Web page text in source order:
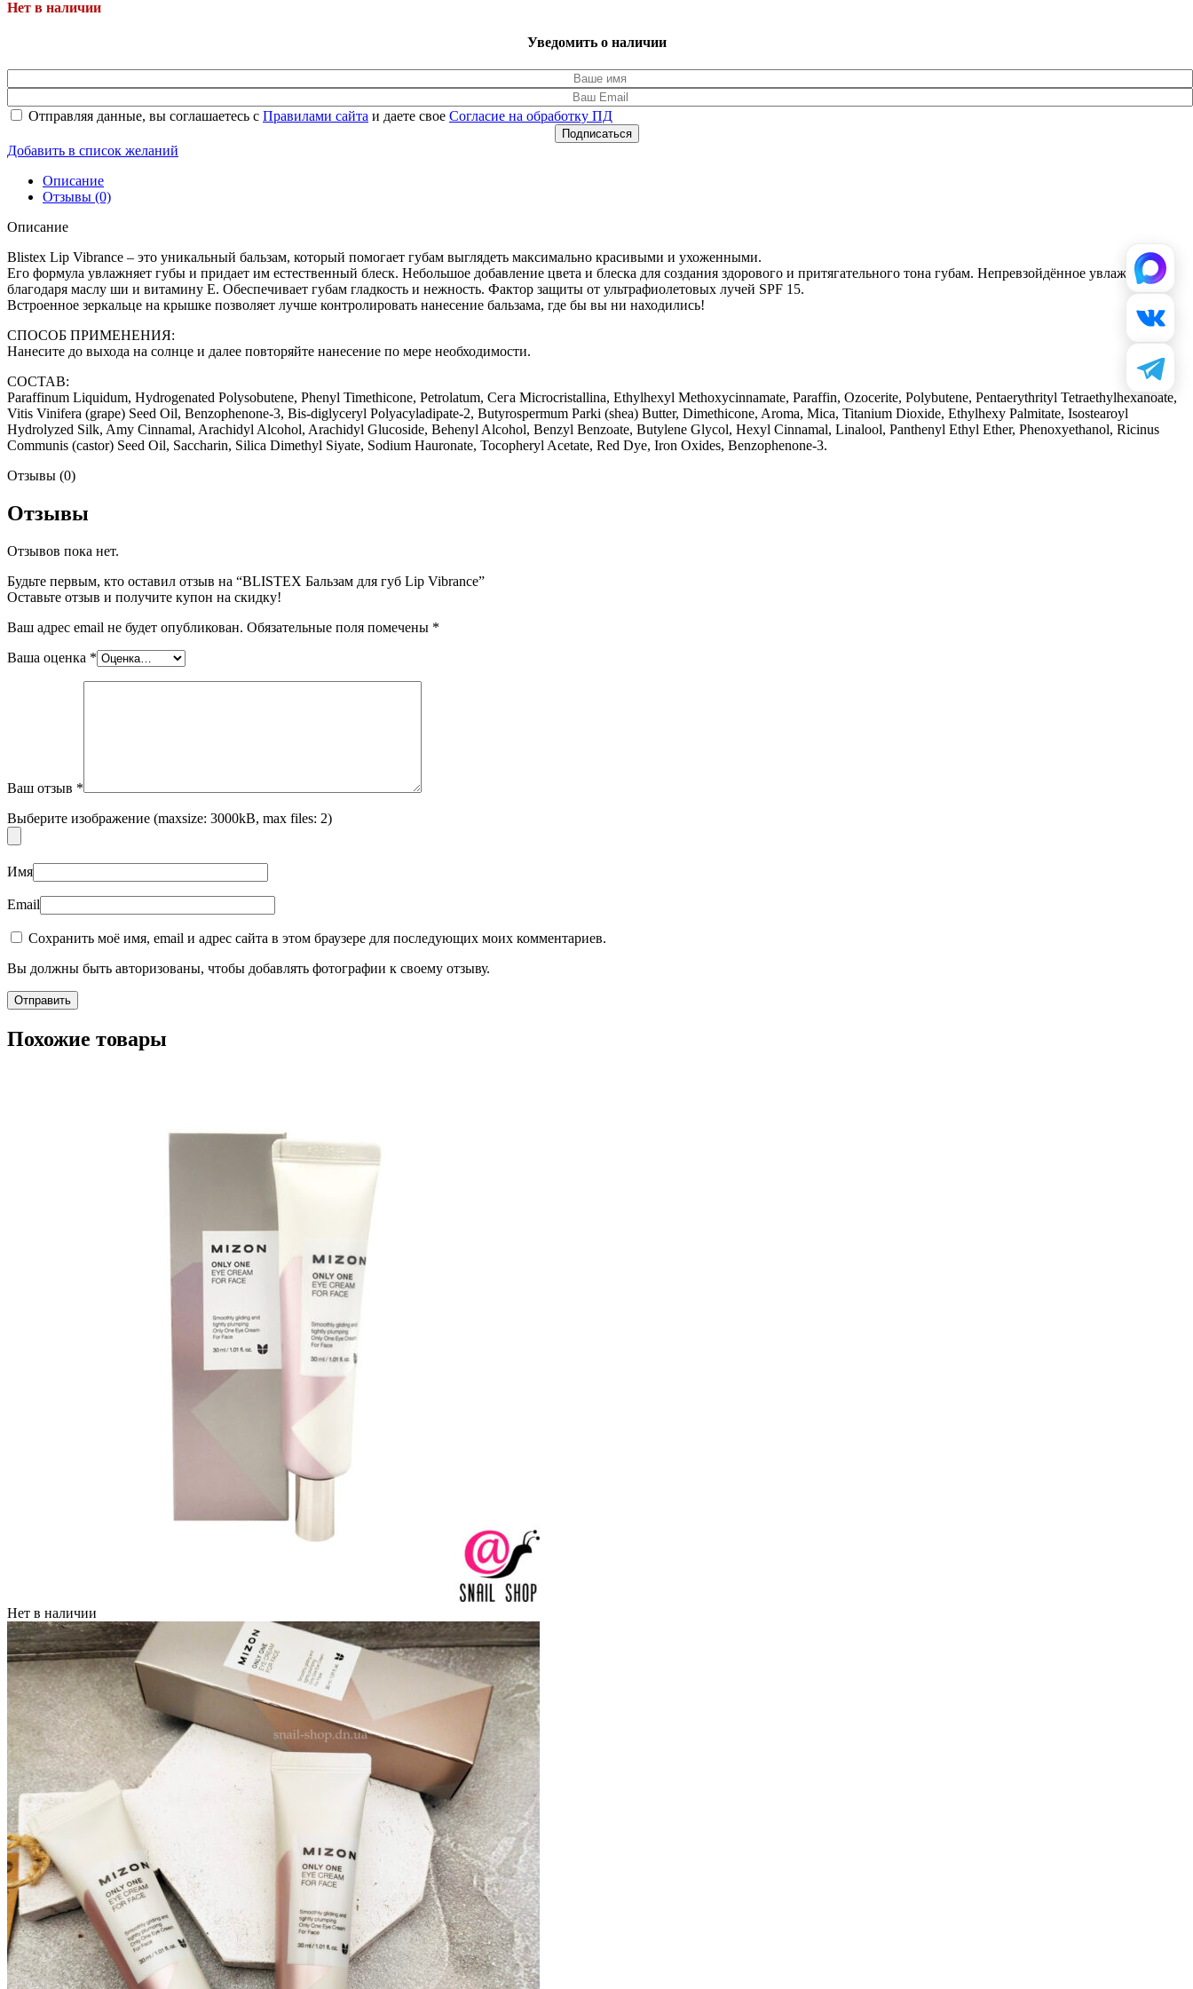
Наборы
Пищевые добавки
Бытовая химия
Нет в наличии
Уведомить о наличии
Отправляя данные, вы соглашаетесь с Правилами сайта и даете свое Согласие на обработку ПД
Подписаться
Добавить в список желаний
Описание
Отзывы (0)
Описание
Blistex Lip Vibrance – это уникальный бальзам, который помогает губам выглядеть максимально красивыми и ухоженными.
Его формула увлажняет губы и придает им естественный блеск. Небольшое добавление цвета и блеска для создания здорового и притягательного тона губам. Непревзойдённое увлажнение
благодаря маслу ши и витамину Е. Обеспечивает губам гладкость и нежность. Фактор защиты от ультрафиолетовых лучей SPF 15.
Встроенное зеркальце на крышке позволяет лучше контролировать нанесение бальзама, где бы вы ни находились!
СПОСОБ ПРИМЕНЕНИЯ:
Нанесите до выхода на солнце и далее повторяйте нанесение по мере необходимости.
СОСТАВ:
Рaraffinum Liquidum, Hydrogenated Polysobutene, Phenyl Timethicone, Petrolatum, Ceгa Microcristallina, Ethylhexyl Methoxycinnamate, Paraffin, Ozocerite, Polybutene, Pentaerythrityl Tetraethylhexanoate,
Vitis Vinifera (grape) Seed Oil, Benzophenone-3, Bis-diglyceryl Polyacyladipate-2, Butyrospermum Parki (shea) Butter, Dimethicone, Aroma, Mica, Titanium Dioxide, Ethylhexy Palmitate, Isostearoyl
Hydrolyzed Silk, Amy Cinnamal, Arachidyl Alcohol, Arachidyl Glucoside, Behenyl Alcohol, Benzyl Benzoate, Butylene Glycol, Heхyl Cinnamal, Linalool, Panthenyl Ethyl Ether, Phenoxyethanol, Ricinus
Communis (castor) Seed Oil, Saccharin, Silica Dimethyl Siyate, Sodium Hauronate, Tocopheryl Acetate, Red Dye, Iron Oxides, Benzophenone-3.
Отзывы (0)
Отзывы
Отзывов пока нет.
Будьте первым, кто оставил отзыв на “BLISTEX Бальзам для губ Lip Vibrance”
Оставьте отзыв и получите купон на скидку!
Ваш адрес email не будет опубликован. Обязательные поля помечены *
Ваша оценка *
Ваш отзыв *
Выберите изображение (maxsize: 3000kB, max files: 2)
Имя
Email
Сохранить моё имя, email и адрес сайта в этом браузере для последующих моих комментариев.
Вы должны быть авторизованы, чтобы добавлять фотографии к своему отзыву.
Похожие товары
Нет в наличии